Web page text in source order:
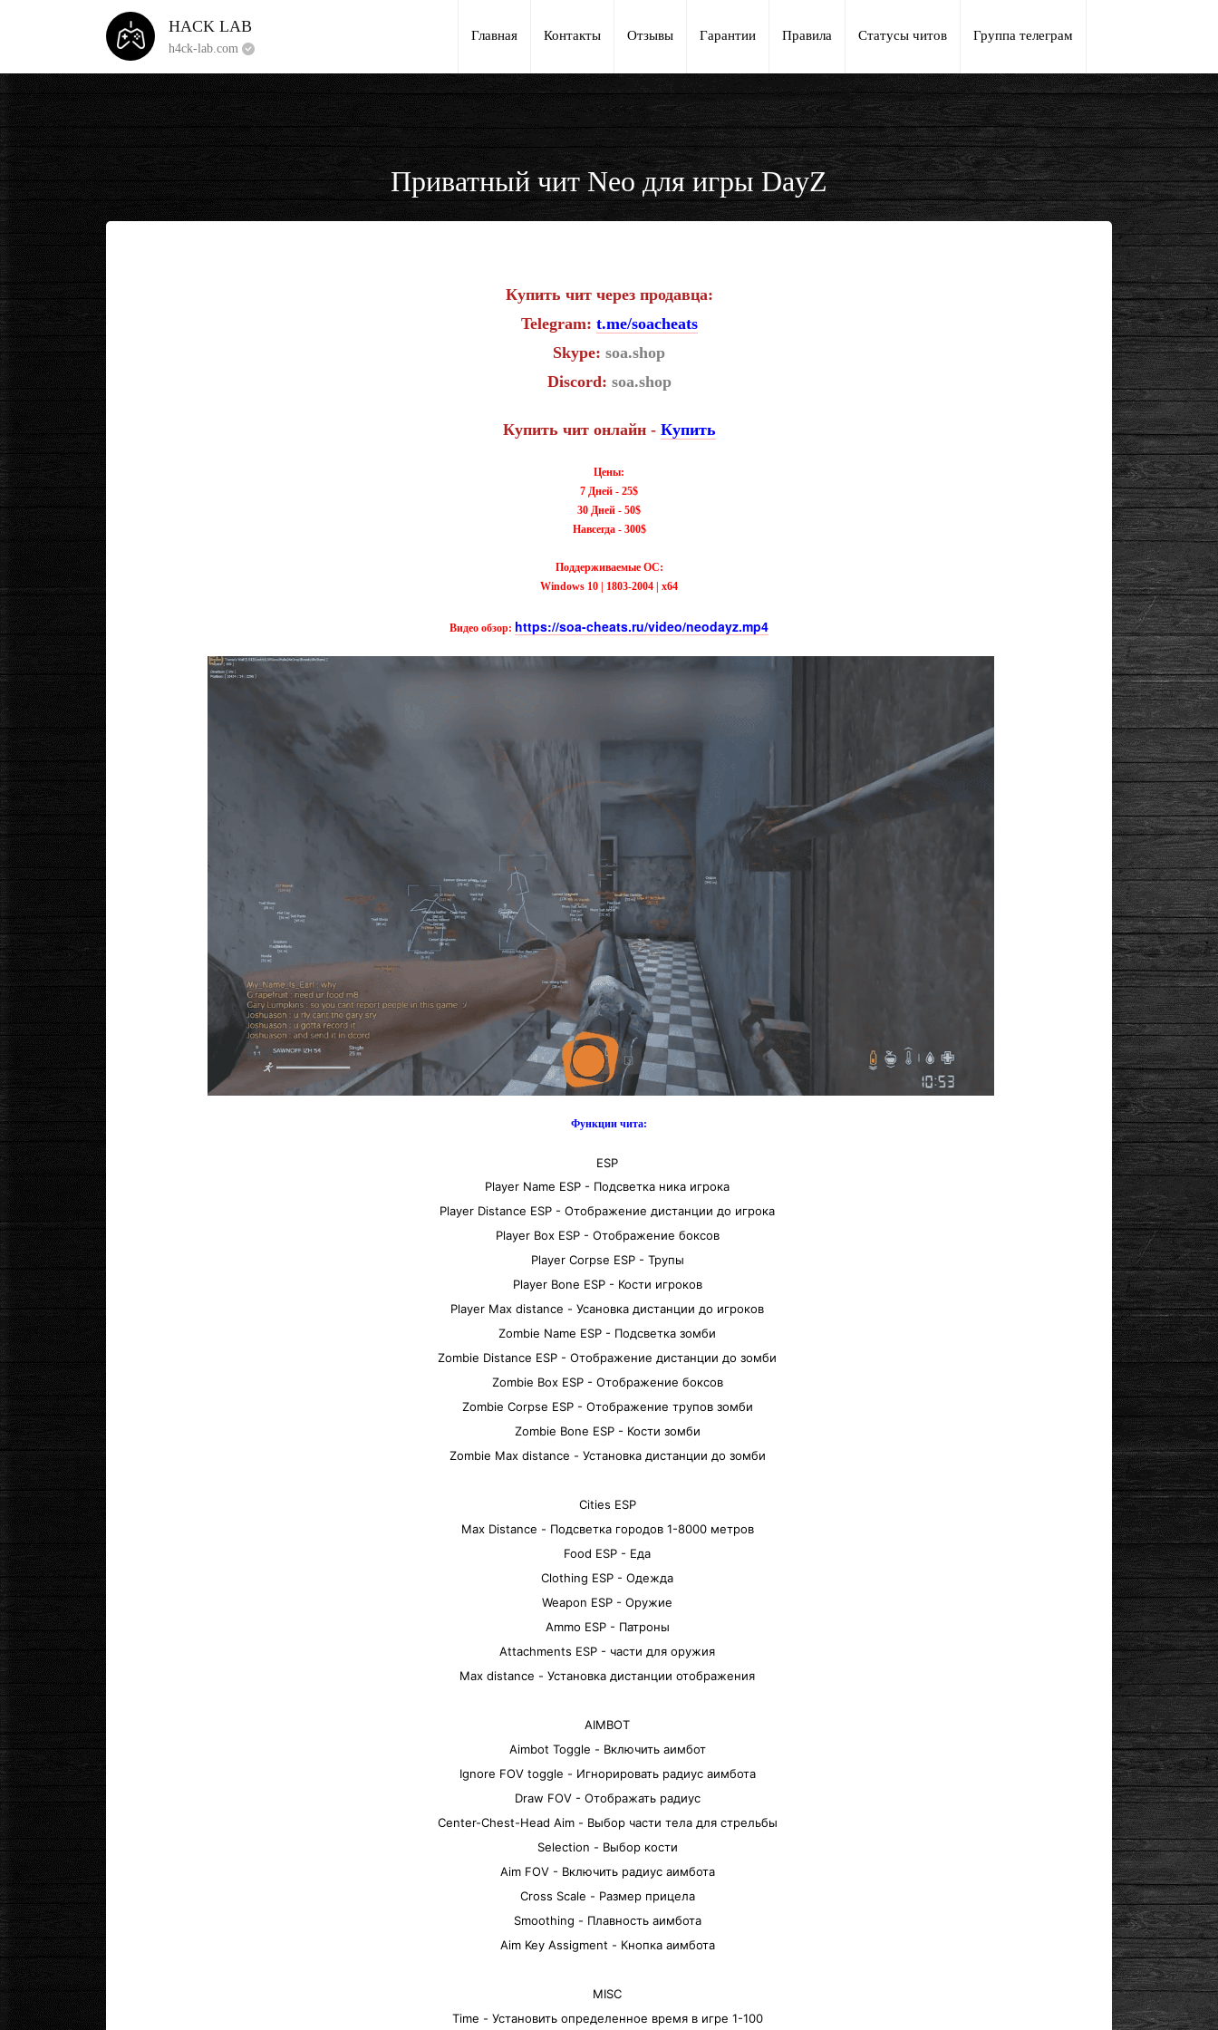
HACK LAB
h4ck-lab.com
Главная Контакты Отзывы Гарантии Правила Статусы читов Группа телеграм
Приватный чит Neo для игры DayZ
Купить чит через продавца:
Telegram: t.me/soacheats
Skype: soa.shop
Discord: soa.shop
Купить чит онлайн - Купить
Цены:
7 Дней - 25$
30 Дней - 50$
Навсегда - 300$
Поддерживаемые ОС:
Windows 10 | 1803-2004 | х64
Видео обзор: https://soa-cheats.ru/video/neodayz.mp4
Функции чита:
ESP
Player Name ESP - Подсветка ника игрока
Player Distance ESP - Отображение дистанции до игрока
Player Box ESP - Отображение боксов
Player Corpse ESP - Трупы
Player Bone ESP - Кости игроков
Player Max distance - Усановка дистанции до игроков
Zombie Name ESP - Подсветка зомби
Zombie Distance ESP - Отображение дистанции до зомби
Zombie Box ESP - Отображение боксов
Zombie Corpse ESP - Отображение трупов зомби
Zombie Bone ESP - Кости зомби
Zombie Max distance - Установка дистанции до зомби
Cities ESP
Max Distance - Подсветка городов 1-8000 метров
Food ESP - Еда
Clothing ESP - Одежда
Weapon ESP - Оружие
Ammo ESP - Патроны
Attachments ESP - части для оружия
Max distance - Установка дистанции отображения
AIMBOT
Aimbot Toggle - Включить аимбот
Ignore FOV toggle - Игнорировать радиус аимбота
Draw FOV - Отображать радиус
Center-Chest-Head Aim - Выбор части тела для стрельбы
Selection - Выбор кости
Aim FOV - Включить радиус аимбота
Cross Scale - Размер прицела
Smoothing - Плавность аимбота
Aim Key Assigment - Кнопка аимбота
MISC
Time - Установить определенное время в игре 1-100